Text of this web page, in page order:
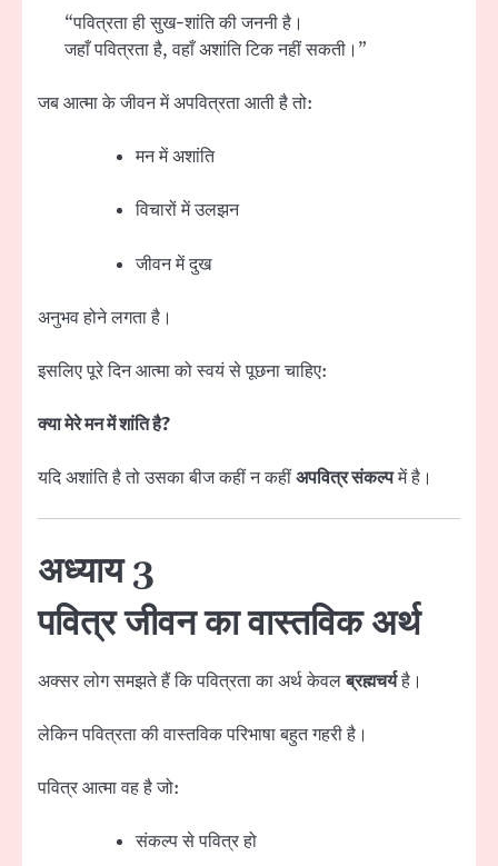
“पवित्रता ही सुख-शांति की जननी है।
जहाँ पवित्रता है, वहाँ अशांति टिक नहीं सकती।”
जब आत्मा के जीवन में अपवित्रता आती है तो:
मन में अशांति
विचारों में उलझन
जीवन में दुख
अनुभव होने लगता है।
इसलिए पूरे दिन आत्मा को स्वयं से पूछना चाहिए:
क्या मेरे मन में शांति है?
यदि अशांति है तो उसका बीज कहीं न कहींअपवित्र संकल्पमें है।
अध्याय 3
पवित्र जीवन का वास्तविक अर्थ
अक्सर लोग समझते हैं कि पवित्रता का अर्थ केवलब्रह्मचर्यहै।
लेकिन पवित्रता की वास्तविक परिभाषा बहुत गहरी है।
पवित्र आत्मा वह है जो:
संकल्प से पवित्र हो